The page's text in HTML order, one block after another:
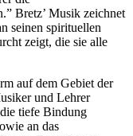
Bretz’ Musik zeichnet
seinen spirituellen
zeigt, die sie alle
auf dem Gebiet der
und Lehrer
tiefe Bindung
an das